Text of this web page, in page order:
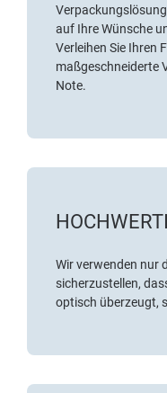
auf Ihre Wünsche
Verleihen Sie Ihren
maßgeschneiderte
Note.
Wir verwenden nur
sicherzustellen,
optisch überzeugt,